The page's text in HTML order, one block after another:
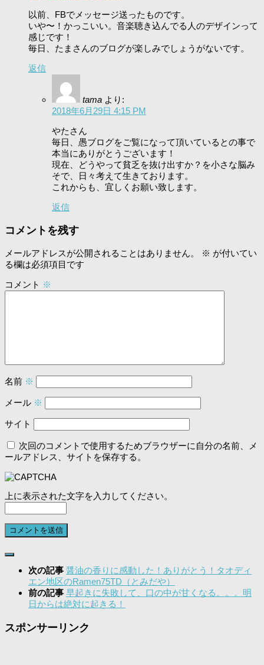
以前、FBでメッセージ送ったものです。
いや〜！かっこいい。音楽聴き込んでる人のデザインって
感じです！
毎日、たまさんのブログが楽しみでしょうがないです。
返信
tama より:
2018年6月29日 4:15 PM
やたさん
毎日、愚ブログをご覧になって頂いているとの事で
本当にありがとうございます！
現在、どうやって貧乏を抜け出すか？を小さな脳み
そで、日々考えて生きております。
これからも、宜しくお願い致します。
返信
コメントを残す
メールアドレスが公開されることはありません。 ※ が付いてい
る欄は必須項目です
コメント ※
名前 ※
メール ※
サイト
次回のコメントで使用するためブラウザーに自分の名前、メ
ールアドレス、サイトを保存する。
上に表示された文字を入力してください。
次の記事 醤油の香りに感動した！ありがとう！タオディ
エン地区のRamen75TD（とみだや）
前の記事 早起きに失敗して、口の中が甘くなる。。。明
日からは絶対に起きる！
スポンサーリンク